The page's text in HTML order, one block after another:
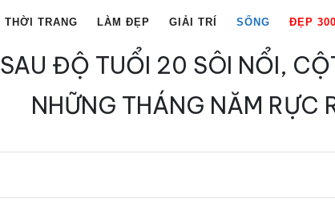
THỜI TRANG LÀM ĐẸP GIẢI TRÍ SỐNG ĐẸP 300
SAU ĐỘ TUỔI 20 SÔI NỔI,
NHỮNG THÁNG NĂM RỰC